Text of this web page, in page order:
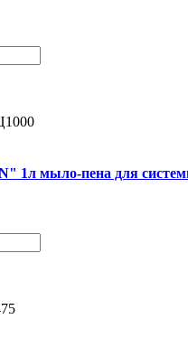
1л мыло-пена для